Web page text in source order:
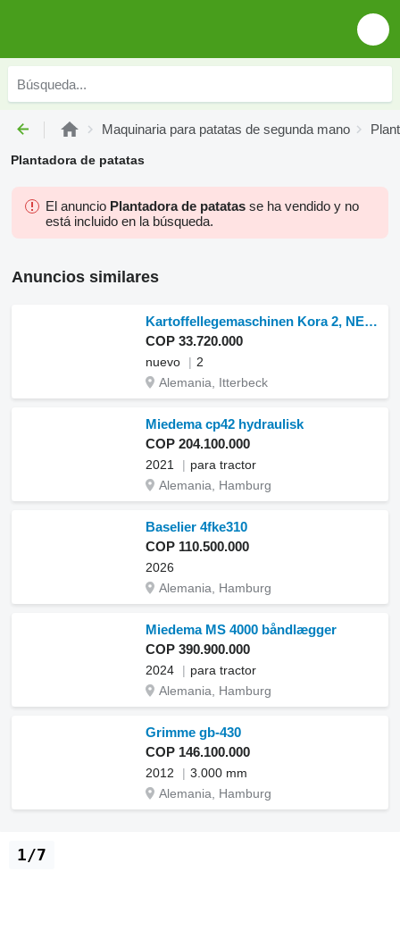
Maquinaria para patatas de segunda mano
Plantadora de patatas
El anuncio Plantadora de patatas se ha vendido y no
está incluido en la búsqueda.
Anuncios similares
Kartoffellegemaschinen Kora 2, NEU nuevo
COP 33.720.000
nuevo
2
Alemania, Itterbeck
Miedema cp42 hydraulisk
COP 204.100.000
2021
para tractor
Alemania, Hamburg
Baselier 4fke310
COP 110.500.000
2026
Alemania, Hamburg
Miedema MS 4000 båndlægger
COP 390.900.000
2024
para tractor
Alemania, Hamburg
Grimme gb-430
COP 146.100.000
2012
3.000 mm
Alemania, Hamburg
1/7